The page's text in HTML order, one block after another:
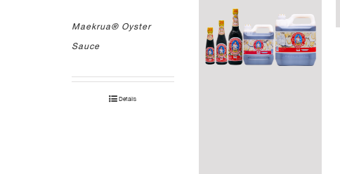
Maekrua® Oyster
Sauce
Details